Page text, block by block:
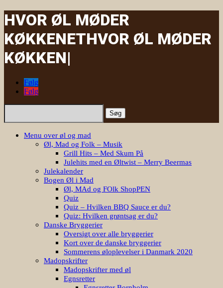
HVOR ØL MØDER
KØKKENETHVOR ØL MØDER
K|
Følg
Følg
Søg
Menu over øl og mad
Øl, Mad og Folk – Musik
Grill Hits – Med Skum På
Julehits med en Øltwist – Merry Beermas
Julekalender
Bogen Øl i Mad
Øl, MAd og FOlk ShopPEN
Quiz
Quiz – Hvilken BBQ Sauce er du?
Quiz: Hvilken grøntsag er du?
Danske Bryggerier
Oversigt over alle bryggerier
Kort over de danske bryggerier
Sommerens øloplevelser i Danmark 2020
Madopskrifter
Madopskrifter med øl
Egnsretter